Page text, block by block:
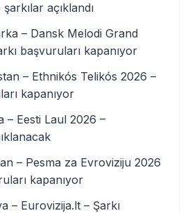
şarkılar açıklandı
– Dansk Melodi Grand
başvuruları kapanıyor
– Ethnikós Telikós 2026 –
kapanıyor
– Eesti Laul 2026 –
– Pesma za Evroviziju 2026
kapanıyor
– Eurovizija.lt – Şarkı